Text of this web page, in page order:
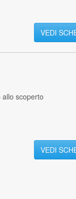
VEDI
scoperto
VEDI